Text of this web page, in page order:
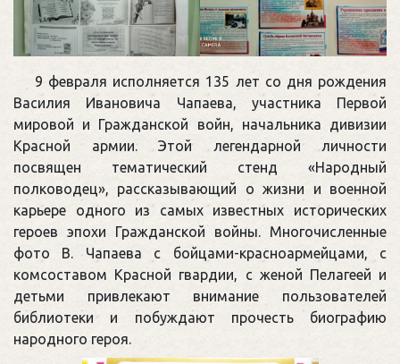
9 февраля исполняется 135 лет со дня рождения
Василия Ивановича Чапаева, участника Первой
мировой и Гражданской войн, начальника дивизии
Красной армии. Этой легендарной личности
посвящен тематический стенд «Народный
полководец», рассказывающий о жизни и военной
карьере одного из самых известных исторических
героев эпохи Гражданской войны. Многочисленные
фото В. Чапаева с бойцами-красноармейцами, с
комсоставом Красной гвардии, с женой Пелагеей и
детьми привлекают внимание пользователей
библиотеки и побуждают прочесть биографию
народного героя.